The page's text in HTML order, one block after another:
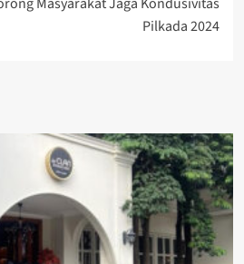
Masyarakat Jaga Kondusivitas
Pilkada 2024